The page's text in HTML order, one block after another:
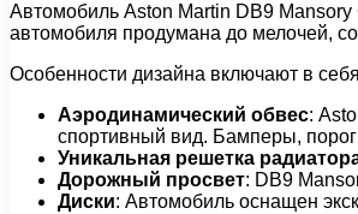
Автомобиль Aston Martin DB9 Mansory
автомобиля продумана до мелочей,
Особенности дизайна включают в
Аэродинамический обвес:
спортивный вид. Бамперы,
Уникальная решетка
Дорожный просвет: DB9
Диски: Автомобиль оснащен